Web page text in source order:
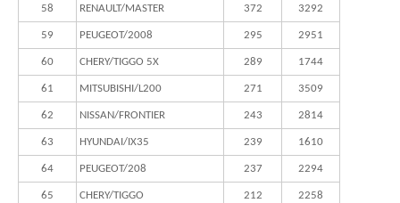
58 RENAULT/MASTER 372 3292
59 PEUGEOT/2008 295 2951
60 CHERY/TIGGO 5X 289 1744
61 MITSUBISHI/L200 271 3509
62 NISSAN/FRONTIER 243 2814
63 HYUNDAI/IX35 239 1610
64 PEUGEOT/208 237 2294
65 CHERY/TIGGO 212 2258